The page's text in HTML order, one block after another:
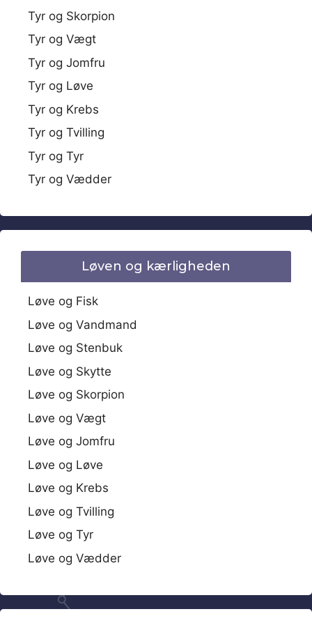
Tyr og Skorpion
Tyr og Vægt
Tyr og Jomfru
Tyr og Løve
Tyr og Krebs
Tyr og Tvilling
Tyr og Tyr
Tyr og Vædder
Løven og kærligheden
Løve og Fisk
Løve og Vandmand
Løve og Stenbuk
Løve og Skytte
Løve og Skorpion
Løve og Vægt
Løve og Jomfru
Løve og Løve
Løve og Krebs
Løve og Tvilling
Løve og Tyr
Løve og Vædder